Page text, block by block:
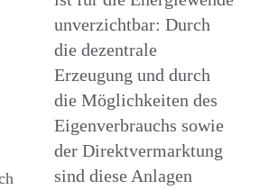
unverzichtbar: Durch
die dezentrale
Erzeugung und durch
die Möglichkeiten des
Eigenverbrauchs sowie
der Direktvermarktung
sind diese Anlagen